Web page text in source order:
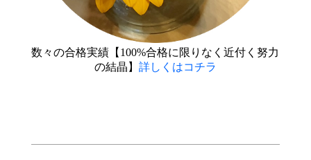
数々の合格実績【100%合格に限りなく近付く努力
の結晶】 詳しくはコチラ